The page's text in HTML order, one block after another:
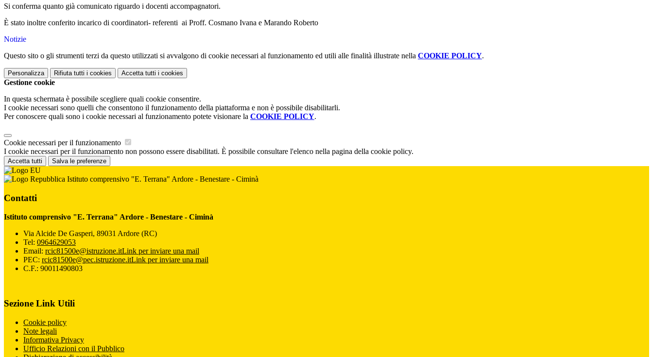
Si conferma quanto già comunicato riguardo i docenti accompagnatori.
È stato inoltre conferito incarico di coordinatori- referenti ai Proff. Cosmano Ivana e Marando Roberto
Notizie
Questo sito o gli strumenti terzi da questo utilizzati si avvalgono di cookie necessari al funzionamento ed utili alle finalità illustrate nella COOKIE POLICY.
Personalizza Rifiuta tutti i cookies Accetta tutti i cookies
Gestione cookie
In questa schermata è possibile scegliere quali cookie consentire.
I cookie necessari sono quelli che consentono il funzionamento della piattaforma e non è possibile disabilitarli.
Per conoscere quali sono i cookie necessari al funzionamento potete visionare la COOKIE POLICY.
Cookie necessari per il funzionamento
I cookie necessari per il funzionamento non possono essere disabilitati. È possibile consultare l'elenco nella pagina della cookie policy.
Accetta tutti Salva le preferenze
Istituto comprensivo "E. Terrana" Ardore - Benestare - Ciminà
Contatti
Istituto comprensivo "E. Terrana" Ardore - Benestare - Ciminà
Via Alcide De Gasperi, 89031 Ardore (RC)
Tel: 0964629053
Email: rcic81500e@istruzione.itLink per inviare una mail
PEC: rcic81500e@pec.istruzione.itLink per inviare una mail
C.F.: 90011490803
Sezione Link Utili
Cookie policy
Note legali
Informativa Privacy
Ufficio Relazioni con il Pubblico